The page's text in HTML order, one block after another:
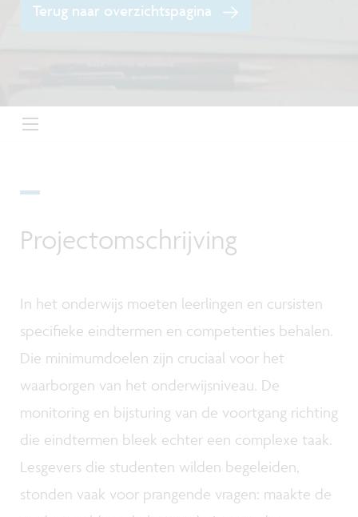
Terug naar overzichtspagina
Projectomschrijving
In het onderwijs moeten leerlingen en cursisten
specifieke eindtermen en competenties behalen.
Die minimumdoelen zijn cruciaal voor het
waarborgen van het onderwijsniveau. De
monitoring en bijsturing van de voortgang richting
die eindtermen bleek echter een complexe taak.
Lesgevers die studenten wilden begeleiden,
stonden vaak voor prangende vragen: maakte de